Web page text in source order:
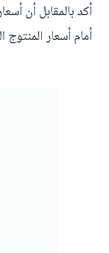
أكد بالمقابل أن
أمام أسعار المنتوج